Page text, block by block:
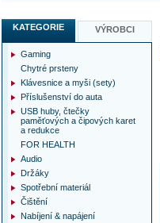
KATEGORIE VÝROBCI
Gaming
Chytré prsteny
Klávesnice a myši (sety)
Příslušenství do auta
USB huby, čtečky
paměťových a čipových karet
a redukce
FOR HEALTH
Audio
Držáky
Spotřební materiál
Čištění
Nabíjení & napájení